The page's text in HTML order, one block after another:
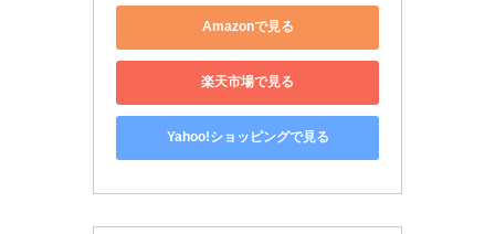
Amazonで見る
楽天市場で見る
Yahoo!ショッピングで見る